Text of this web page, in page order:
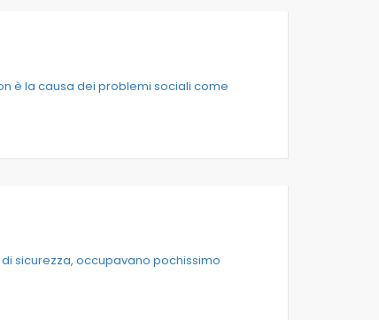
è la causa dei problemi sociali come
sicurezza, occupavano pochissimo